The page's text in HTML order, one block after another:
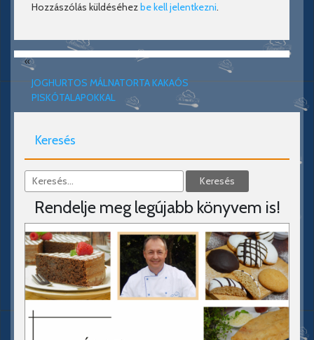
Hozzászólás küldéséhezbe kell jelentkezni.
«
JOGHURTOS MÁLNATORTA KAKAÓS
PISKÓTALAPOKKAL
Keresés
Rendelje meg legújabb könyvem is!